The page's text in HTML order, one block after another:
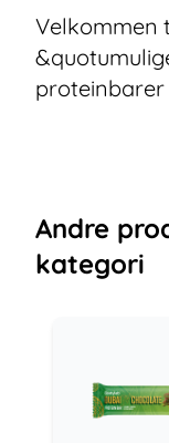
Velkommen
proteinbarer
Andre
kategori